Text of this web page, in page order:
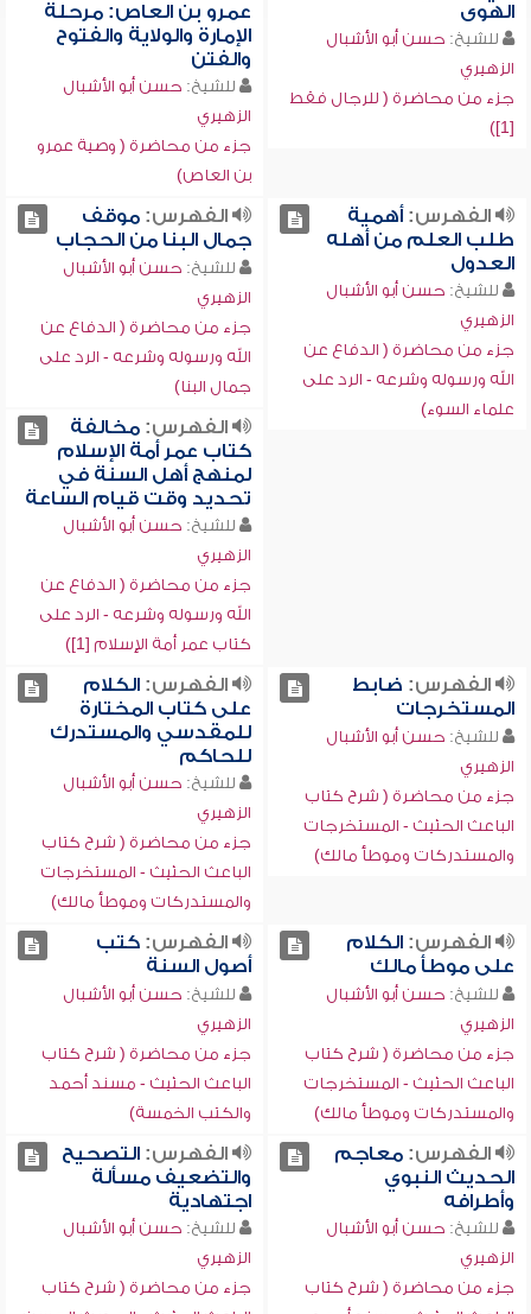
الهوى
للشيخ: حسن أبو الأشبال
الزهيري
جزء من محاضرة ( للرجال فقط
[1])
عمرو بن العاص: مرحلة
الإمارة والولاية والفتوح
والفتن
للشيخ: حسن أبو الأشبال
الزهيري
جزء من محاضرة ( وصية عمرو
بن العاص)
الفهرس:أهمية
طلب العلم من أهله
العدول
للشيخ: حسن أبو الأشبال
الزهيري
جزء من محاضرة ( الدفاع عن
الله ورسوله وشرعه - الرد على
علماء السوء)
الفهرس:موقف
جمال البنا من الحجاب
للشيخ: حسن أبو الأشبال
الزهيري
جزء من محاضرة ( الدفاع عن
الله ورسوله وشرعه - الرد على
جمال البنا)
الفهرس:مخالفة
كتاب عمر أمة الإسلام
لمنهج أهل السنة في
تحديد وقت قيام الساعة
للشيخ: حسن أبو الأشبال
الزهيري
جزء من محاضرة ( الدفاع عن
الله ورسوله وشرعه - الرد على
كتاب عمر أمة الإسلام [1])
الفهرس: ضابط
المستخرجات
للشيخ: حسن أبو الأشبال
الزهيري
جزء من محاضرة ( شرح كتاب
الباعث الحثيث - المستخرجات
والمستدركات وموطأ مالك)
الفهرس:الكلام
على كتاب المختارة
للمقدسي والمستدرك
للحاكم
للشيخ: حسن أبو الأشبال
الزهيري
جزء من محاضرة ( شرح كتاب
الباعث الحثيث - المستخرجات
والمستدركات وموطأ مالك)
الفهرس:الكلام
على موطأ مالك
للشيخ: حسن أبو الأشبال
الزهيري
جزء من محاضرة ( شرح كتاب
الباعث الحثيث - المستخرجات
والمستدركات وموطأ مالك)
الفهرس:كتب
أصول السنة
للشيخ: حسن أبو الأشبال
الزهيري
جزء من محاضرة ( شرح كتاب
الباعث الحثيث - مسند أحمد
والكتب الخمسة)
الفهرس:معاجم
الحديث النبوي
وأطرافه
للشيخ: حسن أبو الأشبال
الزهيري
جزء من محاضرة ( شرح كتاب
الفهرس:التصحيح
والتضعيف مسألة
اجتهادية
للشيخ: حسن أبو الأشبال
الزهيري
جزء من محاضرة ( شرح كتاب